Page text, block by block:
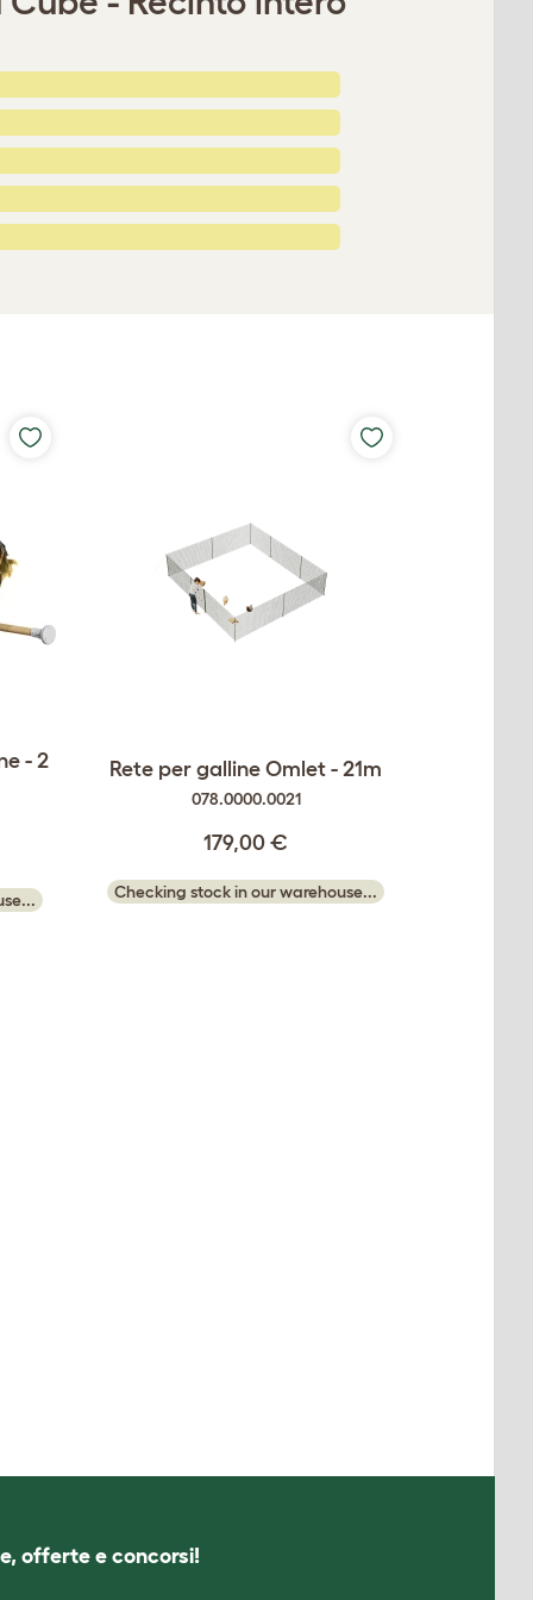
- 2 Rete per galline Omlet - 21m
078.0000.0021
179,00 €
Checking stock in our warehouse...
offerte e concorsi!